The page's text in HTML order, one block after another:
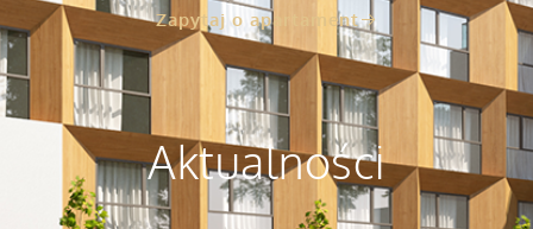
Zapytaj o apartament
Aktualności